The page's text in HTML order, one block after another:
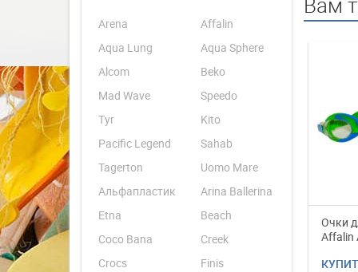
Arena
Affalin
Aqua Lung
Aqua Sphere
Alcom
Beko
Mad Wave
Speedo
Tyr
Kito
Pacific Legend
Sahab
Tagerton
Uomo Mare
Альфапластик
Arina Ballerina
Etna
Beach
Coco Bana
Creek
Crocs
Finis
Очки
Affalin